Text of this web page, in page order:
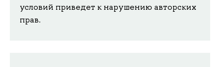
условий приведет к нарушению авторских
прав.